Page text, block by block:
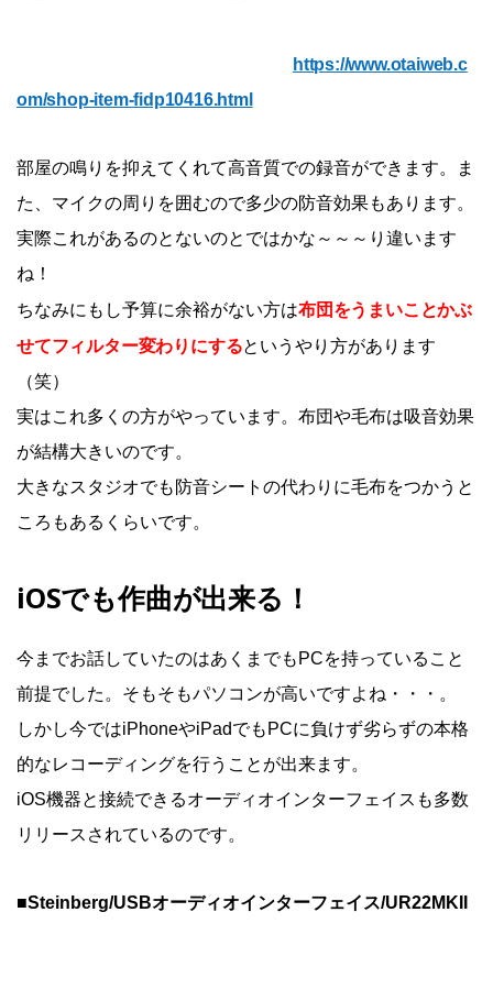
https://www.otaiweb.c
om/shop-item-fidp10416.html
部屋の鳴りを抑えてくれて高音質での録音ができます。ま
た、マイクの周りを囲むので多少の防音効果もあります。
実際これがあるのとないのとではかな～～～り違います
ね！
ちなみにもし予算に余裕がない方は布団をうまいことかぶ
せてフィルター変わりにするというやり方があります
（笑）
実はこれ多くの方がやっています。布団や毛布は吸音効果
が結構大きいのです。
大きなスタジオでも防音シートの代わりに毛布をつかうと
ころもあるくらいです。
iOSでも作曲が出来る！
今までお話していたのはあくまでもPCを持っていること
前提でした。そもそもパソコンが高いですよね・・・。
しかし今ではiPhoneやiPadでもPCに負けず劣らずの本格
的なレコーディングを行うことが出来ます。
iOS機器と接続できるオーディオインターフェイスも多数
リリースされているのです。
■Steinberg/USBオーディオインターフェイス/UR22MKII